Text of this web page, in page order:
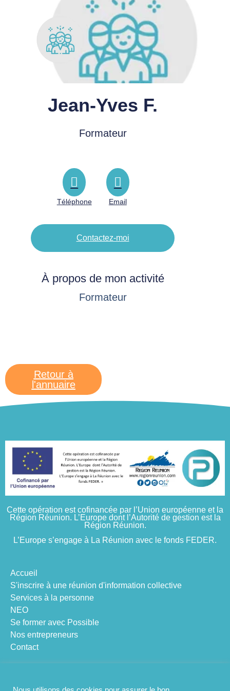
Jean-Yves F.
Formateur
Téléphone Email
Contactez-moi
À propos de mon activité
Formateur
Retour à
l'annuaire
Cette opération est cofinancée par l’Union européenne et la
Région Réunion. L’Europe dont l’Autorité de gestion est la
Région Réunion.
L’Europe s’engage à La Réunion avec le fonds FEDER.
Accueil
S'inscrire à une réunion d'information collective
Services à la personne
NEO
Se former avec Possible
Nos entrepreneurs
Contact